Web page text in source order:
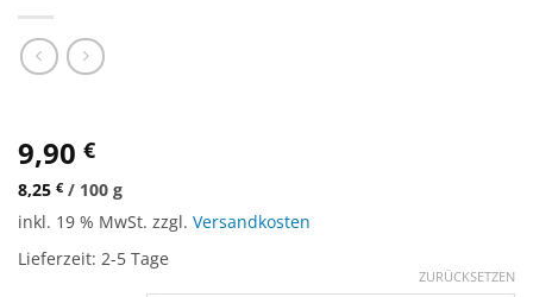
9,90 €
8,25 € / 100 g
inkl. 19 % MwSt. zzgl. Versandkosten
Lieferzeit: 2-5 Tage
ZURÜCKSETZEN